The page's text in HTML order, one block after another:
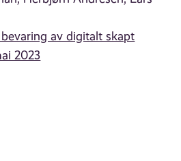
av digitalt skapt
2023